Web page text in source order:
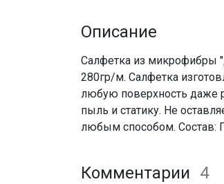
Описание
Салфетка из микрофибры
280гр/м. Салфетка
любую поверхность даже
пыль и статику. Не
любым способом. Состав:
Комментарии 4